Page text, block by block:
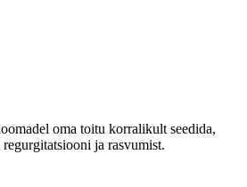
oma toitu korralikult seedida,
ja rasvumist.